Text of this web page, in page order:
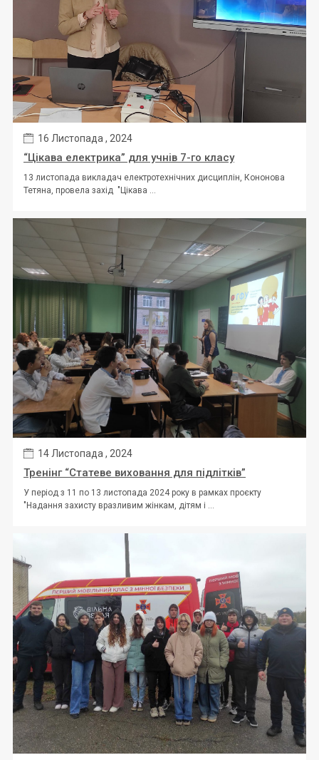
16 Листопада , 2024
“Цікава електрика” для учнів 7-го класу
13 листопада викладач електротехнічних дисциплін, Кононова
Тетяна, провела захід "Цікава ...
14 Листопада , 2024
Тренінг “Статеве виховання для підлітків”
У період з 11 по 13 листопада 2024 року в рамках проєкту
"Надання захисту вразливим жінкам, дітям і ...